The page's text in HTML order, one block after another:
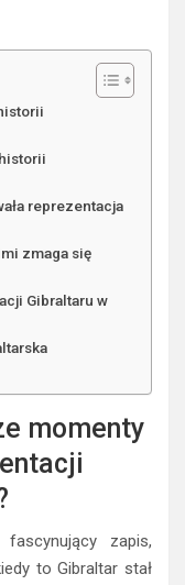
reprezentacja
zmaga się
Gibraltaru w
momenty
zapis,
to Gibraltar stał